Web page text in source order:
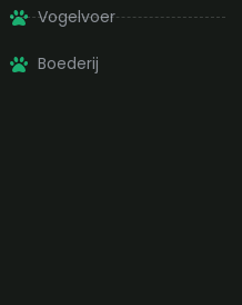
Vogelvoer
Boederij